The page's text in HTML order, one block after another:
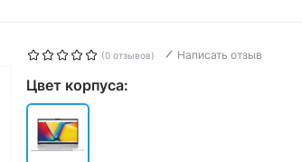
(0 отзывов) Написать отзыв
Цвет корпуса: